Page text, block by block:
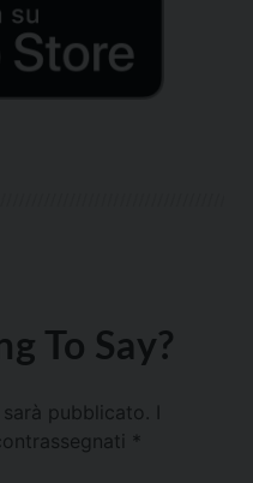
To Say?
pubblicato.
*